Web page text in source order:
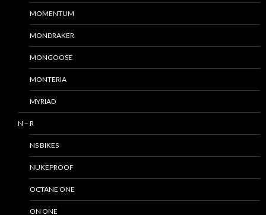
MOMENTUM
MONDRAKER
MONGOOSE
MONTERIA
MYRIAD
N – R
NS BIKES
NUKEPROOF
OCTANE ONE
ON ONE